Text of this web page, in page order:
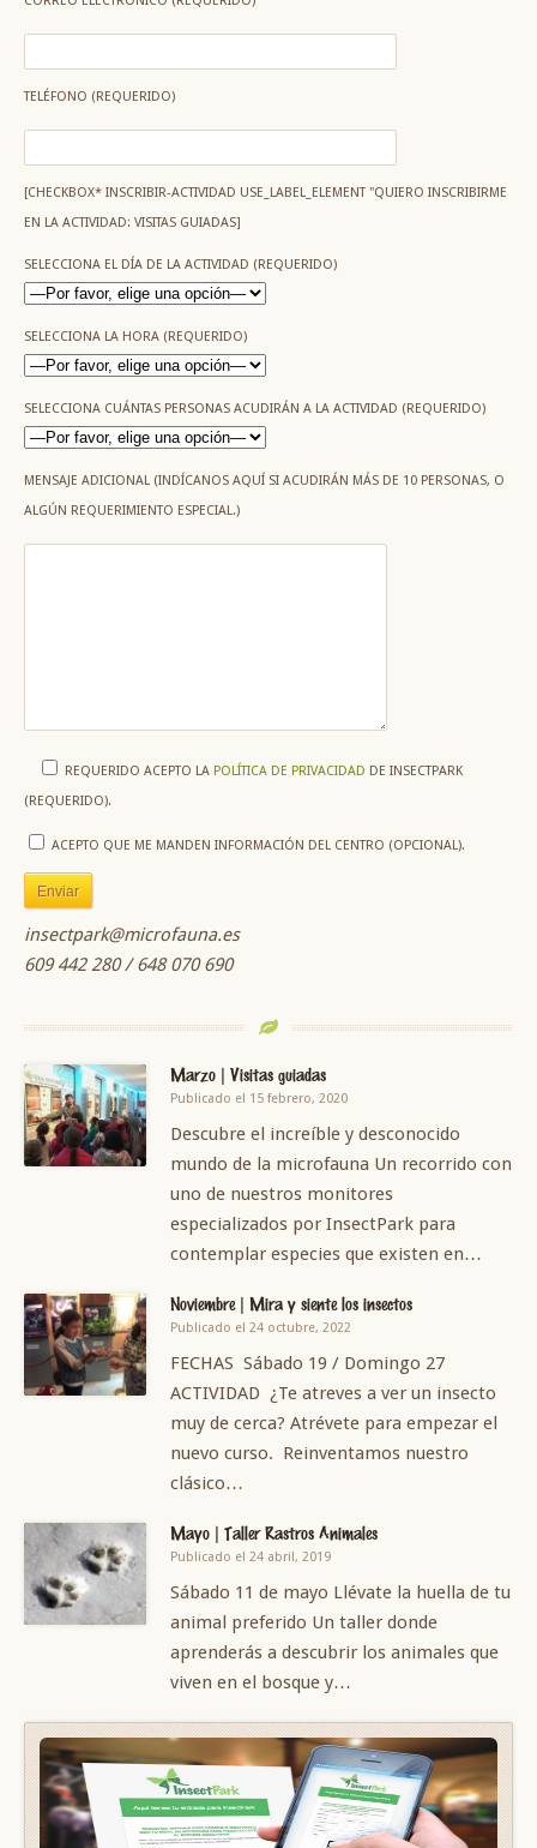
TELÉFONO (REQUERIDO)
[CHECKBOX* INSCRIBIR-ACTIVIDAD USE_LABEL_ELEMENT "QUIERO INSCRIBIRME
EN LA ACTIVIDAD: VISITAS GUIADAS]
SELECCIONA EL DÍA DE LA ACTIVIDAD (REQUERIDO)
SELECCIONA LA HORA (REQUERIDO)
SELECCIONA CUÁNTAS PERSONAS ACUDIRÁN A LA ACTIVIDAD (REQUERIDO)
MENSAJE ADICIONAL (INDÍCANOS AQUÍ SI ACUDIRÁN MÁS DE 10 PERSONAS, O
ALGÚN REQUERIMIENTO ESPECIAL.)
REQUERIDO ACEPTO LA POLÍTICA DE PRIVACIDAD DE INSECTPARK
(REQUERIDO).
ACEPTO QUE ME MANDEN INFORMACIÓN DEL CENTRO (OPCIONAL).
insectpark@microfauna.es
609 442 280 / 648 070 690
Marzo | Visitas guiadas
Publicado el 15 febrero, 2020
Descubre el increíble y desconocido
mundo de la microfauna Un recorrido con
uno de nuestros monitores
especializados por InsectPark para
contemplar especies que existen en…
Noviembre | Mira y siente los insectos
Publicado el 24 octubre, 2022
FECHAS Sábado 19 / Domingo 27
ACTIVIDAD ¿Te atreves a ver un insecto
muy de cerca? Atrévete para empezar el
nuevo curso. Reinventamos nuestro
clásico…
Mayo | Taller Rastros Animales
Publicado el 24 abril, 2019
Sábado 11 de mayo Llévate la huella de tu
animal preferido Un taller donde
aprenderás a descubrir los animales que
viven en el bosque y…